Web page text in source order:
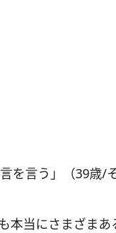
を言う」（39歳/
当にさまざまあ